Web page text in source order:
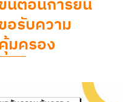
นตอนการยื่น
อรับความ
มครอง